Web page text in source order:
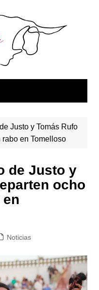
Justo y Tomás Rufo
en Tomelloso
de Justo y
ocho
Noticias